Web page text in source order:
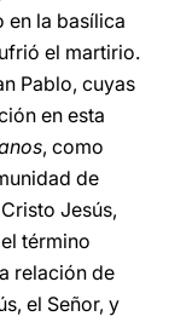
en la basílica
el martirio.
Pablo, cuyas
en esta
, como
de
Jesús,
término
relación de
el Señor, y